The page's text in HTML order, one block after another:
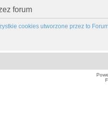
forum
cookies utworzone przez to